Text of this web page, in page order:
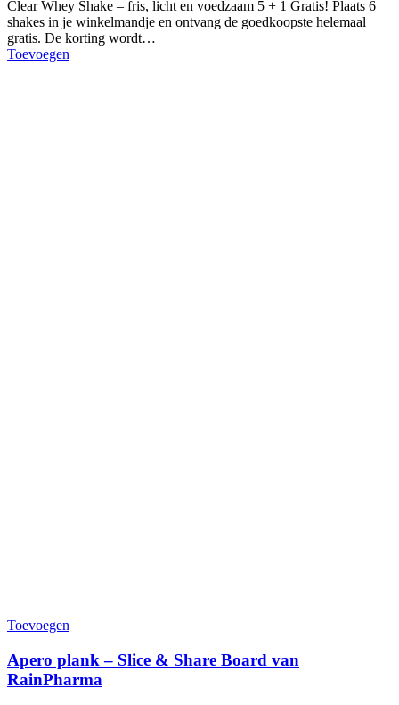
Clear Whey Shake – fris, licht en voedzaam 5 + 1 Gratis! Plaats 6
shakes in je winkelmandje en ontvang de goedkoopste helemaal
gratis. De korting wordt…
Toevoegen
Toevoegen
Apero plank – Slice & Share Board van
RainPharma